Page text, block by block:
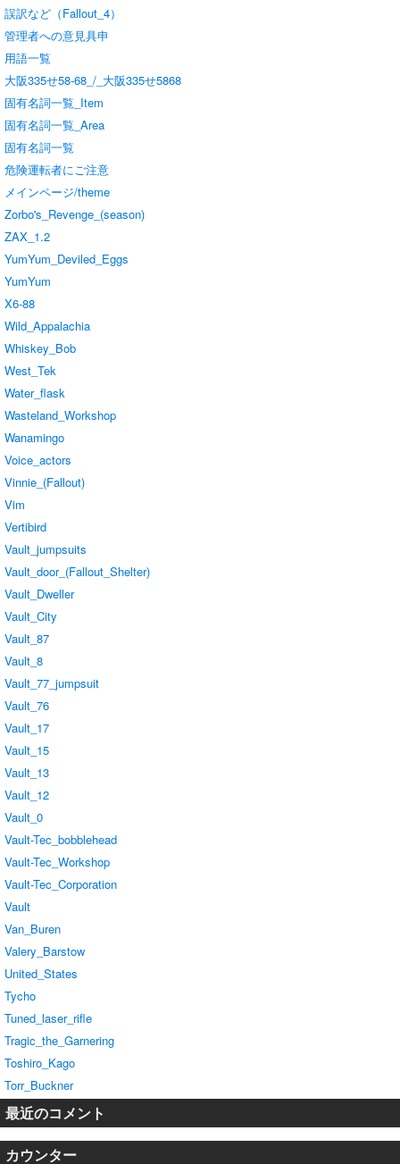
誤訳など（Fallout_4）
管理者への意見具申
用語一覧
大阪335せ58-68_/_大阪335せ5868
固有名詞一覧_Item
固有名詞一覧_Area
固有名詞一覧
危険運転者にご注意
メインページ/theme
Zorbo's_Revenge_(season)
ZAX_1.2
YumYum_Deviled_Eggs
YumYum
X6-88
Wild_Appalachia
Whiskey_Bob
West_Tek
Water_flask
Wasteland_Workshop
Wanamingo
Voice_actors
Vinnie_(Fallout)
Vim
Vertibird
Vault_jumpsuits
Vault_door_(Fallout_Shelter)
Vault_Dweller
Vault_City
Vault_87
Vault_8
Vault_77_jumpsuit
Vault_76
Vault_17
Vault_15
Vault_13
Vault_12
Vault_0
Vault-Tec_bobblehead
Vault-Tec_Workshop
Vault-Tec_Corporation
Vault
Van_Buren
Valery_Barstow
United_States
Tycho
Tuned_laser_rifle
Tragic_the_Garnering
Toshiro_Kago
Torr_Buckner
最近のコメント
カウンター